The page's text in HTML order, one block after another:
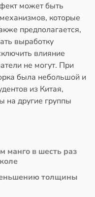
может быть
которые
предполагается,
выработку
влияние
не могут. При
была небольшой и
из Китая,
на другие группы
манго в шесть раз
толщины